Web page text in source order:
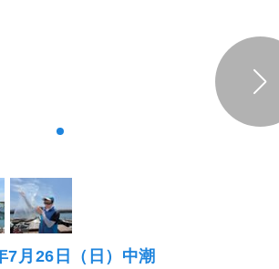
7月26日（日）中潮